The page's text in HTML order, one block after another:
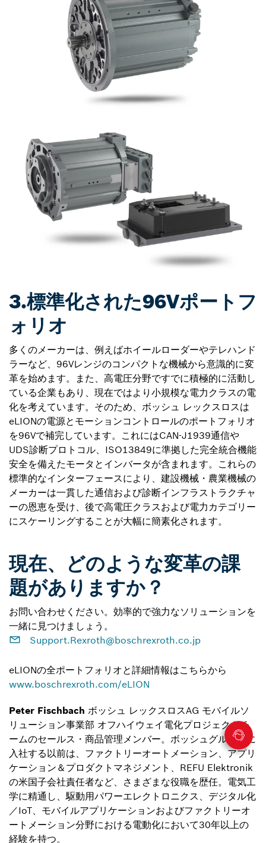
3.標準化された96Vポートフ
ォリオ
多くのメーカーは、例えばホイールローダーやテレハンド
ラーなど、96Vレンジのコンパクトな機械から意識的に変
革を始めます。また、高電圧分野ですでに積極的に活動し
ている企業もあり、現在ではより小規模な電力クラスの電
化を考えています。そのため、ボッシュ レックスロスは
eLIONの電源とモーションコントロールのポートフォリオ
を96Vで補完しています。これにはCAN-J1939通信や
UDS診断プロトコル、ISO13849に準拠した完全統合機能
安全を備えたモータとインバータが含まれます。これらの
標準的なインターフェースにより、建設機械・農業機械の
メーカーは一貫した通信および診断インフラストラクチャ
ーの恩恵を受け、後で高電圧クラスおよび電力カテゴリー
にスケーリングすることが大幅に簡素化されます。
現在、どのような変革の課
題がありますか？
お問い合わせください。効率的で強力なソリューションを
一緒に見つけましょう。
Support.Rexroth@boschrexroth.co.jp
eLIONの全ポートフォリオと詳細情報はこちらから
www.boschrexroth.com/eLION
Peter Fischbach ボッシュ レックスロスAG モバイルソ
リューション事業部 オフハイウェイ電化プロジェクトチ
ームのセールス・商品管理メンバー。ボッシュグループに
入社する以前は、ファクトリーオートメーション、アプリ
ケーション＆プロダクトマネジメント、REFU Elektronik
の米国子会社責任者など、さまざまな役職を歴任。電気工
学に精通し、駆動用パワーエレクトロニクス、デジタル化
／IoT、モバイルアプリケーションおよびファクトリーオ
ートメーション分野における電動化において30年以上の
経験を持つ。